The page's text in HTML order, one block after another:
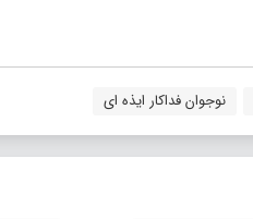
نوجوان فداکار ایذه ای